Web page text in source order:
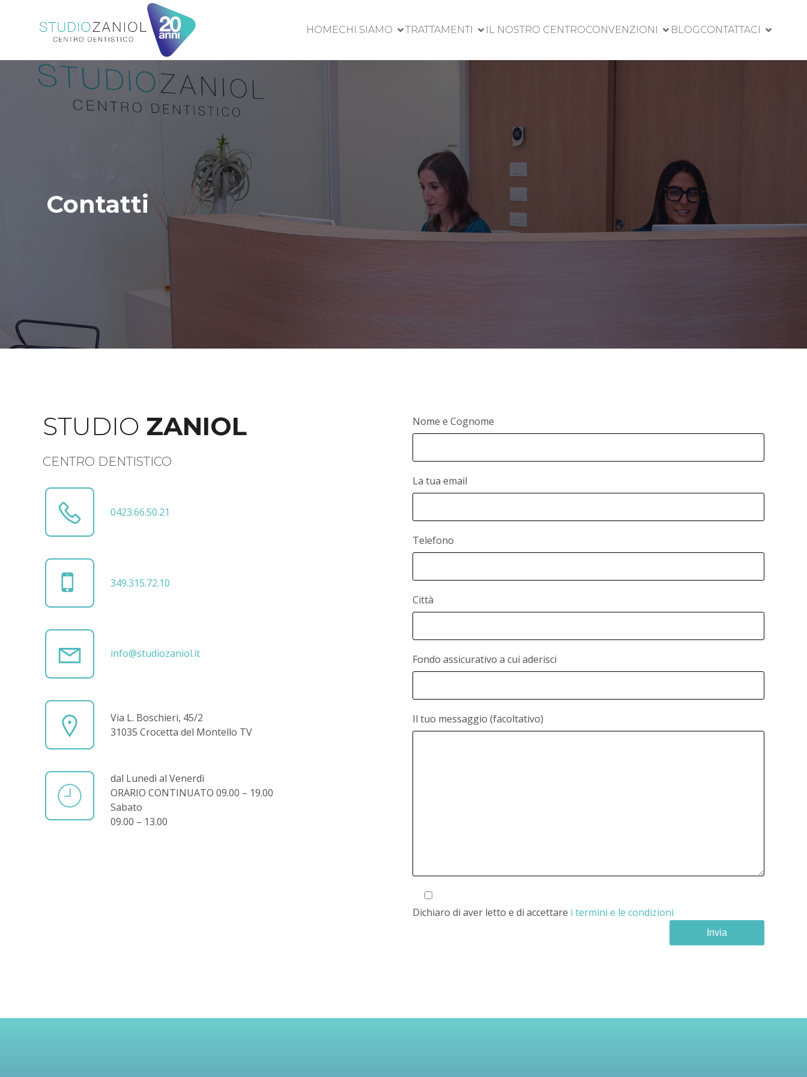
HOMECHI SIAMO TRATTAMENTI IL NOSTRO CENTROCONVENZIONI BLOGCONTATTACI
Contatti
STUDIO ZANIOL
CENTRO DENTISTICO
0423.66.50.21
349.315.72.10
info@studiozaniol.it
Via L. Boschieri, 45/2
31035 Crocetta del Montello TV
dal Lunedì al Venerdì
ORARIO CONTINUATO 09.00 – 19.00
Sabato
09.00 – 13.00
Nome e Cognome
La tua email
Telefono
Città
Fondo assicurativo a cui aderisci
Il tuo messaggio (facoltativo)
Dichiaro di aver letto e di accettare i termini e le condizioni